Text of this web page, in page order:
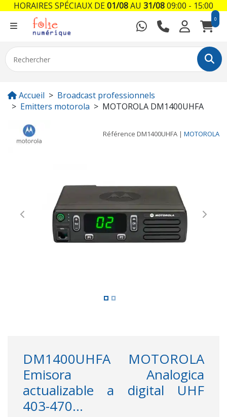
0
Accueil
Broadcast professionnels
Emitters motorola
MOTOROLA DM1400UHFA
Référence DM1400UHFA | MOTOROLA
Previous Next
DM1400UHFA MOTOROLA
Emisora Analogica
actualizable a digital UHF
403-470...
HORAIRES SPÉCIAUX DE01/08AU 31/0809:00 - 15:00